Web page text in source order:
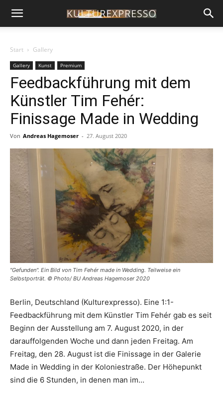
Start Gallery
Gallery Kunst Premium
Feedbackführung mit dem
Künstler Tim Fehér:
Finissage Made in Wedding
Von Andreas Hagemoser - 27. August 2020
"Gefunden". Ein Bild von Tim Fehér made in Wedding. Teilweise ein
Selbstporträt. © Photo/ BU Andreas Hagemoser 2020
Berlin, Deutschland (Kulturexpresso). Eine 1:1-
Feedbackführung mit dem Künstler Tim Fehér gab es seit
Beginn der Ausstellung am 7. August 2020, in der
darauffolgenden Woche und dann jeden Freitag. Am
Freitag, den 28. August ist die Finissage in der Galerie
Made in Wedding in der Koloniestraße. Der Höhepunkt
sind die 6 Stunden, in denen man im…